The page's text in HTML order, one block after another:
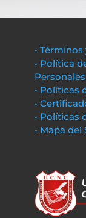
•
• Política
Personales
• Políticas
•
• Políticas
• Mapa del